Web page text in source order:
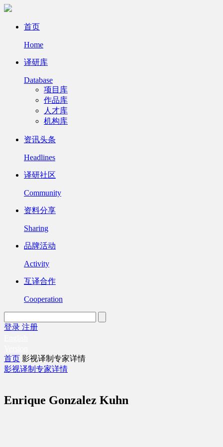
首页
Home
译研库
Database
项目库
作品库
人才库
机构库
资讯头条
Headlines
译研社区
Community
资料分享
Sharing
品牌活动
Activity
互译合作
Cooperation
登录 注册
首页 影视译制专家详情
影视译制专家详情
Enrique Gonzalez Kuhn